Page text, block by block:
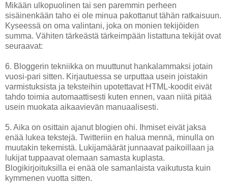
Mikään ulkopuolinen tai sen paremmin perheen
sisäinenkään taho ei ole minua pakottanut tähän ratkaisuun.
Kyseessä on oma valintani, joka on monien tekijöiden
summa. Vähiten tärkeästä tärkeimpään listattuna tekijät ovat
seuraavat:
6. Bloggerin tekniikka on muuttunut hankalammaksi jotain
vuosi-pari sitten. Kirjautuessa se urputtaa usein joistakin
varmistuksista ja teksteihin upotettavat HTML-koodit eivät
tahdo toimia automaattisesti kuten ennen, vaan niitä pitää
usein muokata aikaavievän manuaalisesti.
5. Aika on osittain ajanut blogien ohi. Ihmiset eivät jaksa
enää lukea tekstejä. Twitteriin en halua mennä, minulla on
muutakin tekemistä. Lukijamäärät junnaavat paikoillaan ja
lukijat tuppaavat olemaan samasta kuplasta.
Blogikirjoituksilla ei enää ole samanlaista vaikutusta kuin
kymmenen vuotta sitten.